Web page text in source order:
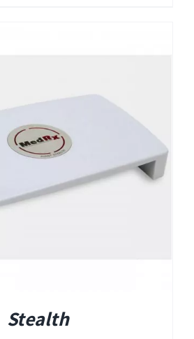
Stealth